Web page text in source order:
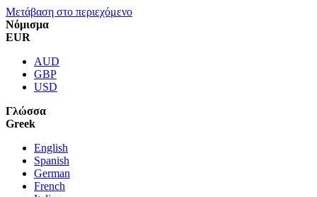
Μετάβαση στο περιεχόμενο
Νόμισμα
EUR
AUD
GBP
USD
Γλώσσα
Greek
English
Spanish
German
French